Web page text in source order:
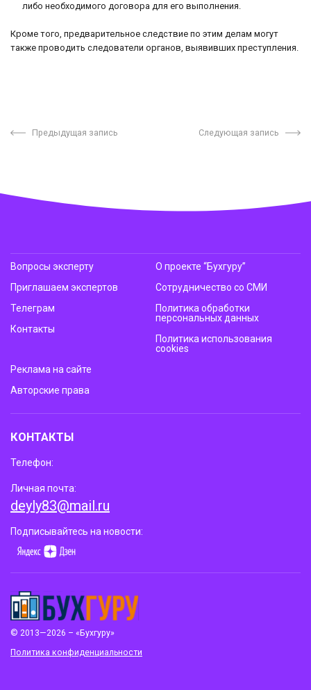
либо необходимого договора для его выполнения.
Кроме того, предварительное следствие по этим делам могут
также проводить следователи органов, выявивших преступления.
Предыдущая запись Следующая запись
© 2013—2026 – «Бухгуру»
Политика конфиденциальности
Вопросы эксперту
Приглашаем экспертов
Телеграм
Контакты
О проекте “Бухгуру”
Сотрудничество со СМИ
Политика обработки
персональных данных
Политика использования
cookies
Реклама на сайте
Авторские права
КОНТАКТЫ
Телефон:
Личная почта:
deyly83@mail.ru
Подписывайтесь на новости: